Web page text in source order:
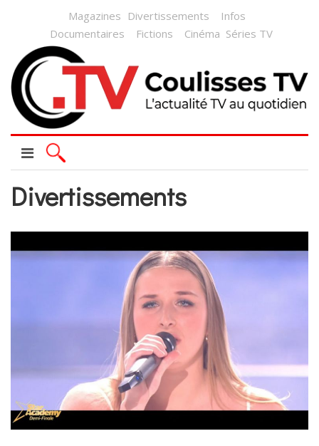
Magazines Divertissements
Infos
Documentaires
Fictions Cinéma Séries TV
Divertissements